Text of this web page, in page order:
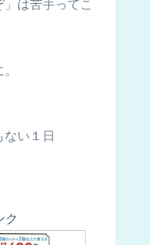
」は苦手ってこ
ない１日
ク